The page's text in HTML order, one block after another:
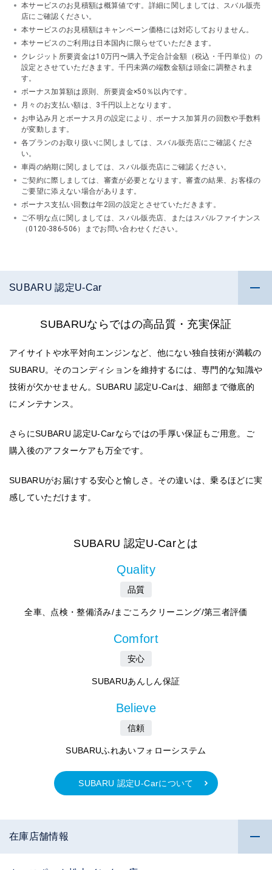
本サービスのお見積額は概算値です。詳細に関しましては、スバル販売
店にご確認ください。
本サービスのお見積額はキャンペーン価格には対応しておりません。
本サービスのご利用は日本国内に限らせていただきます。
クレジット所要資金は10万円〜購入予定合計金額（税込・千円単位）の
設定とさせていただきます。千円未満の端数金額は頭金に調整されま
す。
ボーナス加算額は原則、所要資金×50％以内です。
月々のお支払い額は、3千円以上となります。
お申込み月とボーナス月の設定により、ボーナス加算月の回数や手数料
が変動します。
各プランのお取り扱いに関しましては、スバル販売店にご確認くださ
い。
車両の納期に関しましては、スバル販売店にご確認ください。
ご契約に際しましては、審査が必要となります。審査の結果、お客様の
ご要望に添えない場合があります。
ボーナス支払い回数は年2回の設定とさせていただきます。
ご不明な点に関しましては、スバル販売店、またはスバルファイナンス
（0120-386-506）までお問い合わせください。
SUBARU 認定U-Car
SUBARUならではの高品質・充実保証
アイサイトや水平対向エンジンなど、他にない独自技術が満載の
SUBARU。そのコンディションを維持するには、専門的な知識や
技術が欠かせません。SUBARU 認定U-Carは、細部まで徹底的
にメンテナンス。
さらにSUBARU 認定U-Carならではの手厚い保証もご用意。ご
購入後のアフターケアも万全です。
SUBARUがお届けする安心と愉しさ。その違いは、乗るほどに実
感していただけます。
SUBARU 認定U-Carとは
Quality
品質
全車、点検・整備済み/まごころクリーニング/第三者評価
Comfort
安心
SUBARUあんしん保証
Believe
信頼
SUBARUふれあいフォローシステム
SUBARU 認定U-Carについて
在庫店舗情報